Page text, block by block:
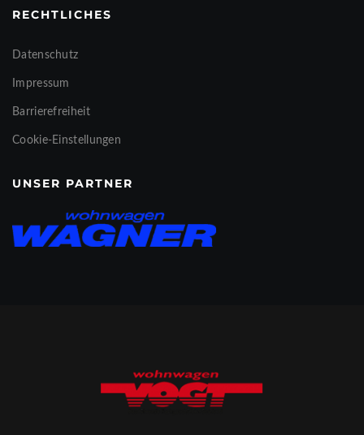
RECHTLICHES
Datenschutz
Impressum
Barrierefreiheit
Cookie-Einstellungen
UNSER PARTNER